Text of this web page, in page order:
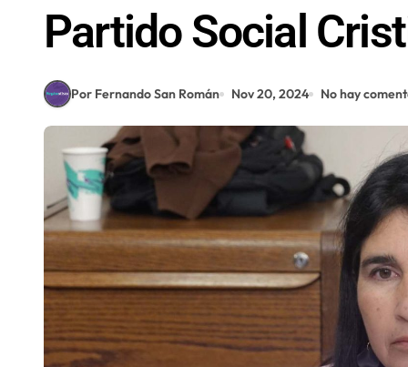
Partido Social
Por Fernando San Román Nov 20, 2024 No hay